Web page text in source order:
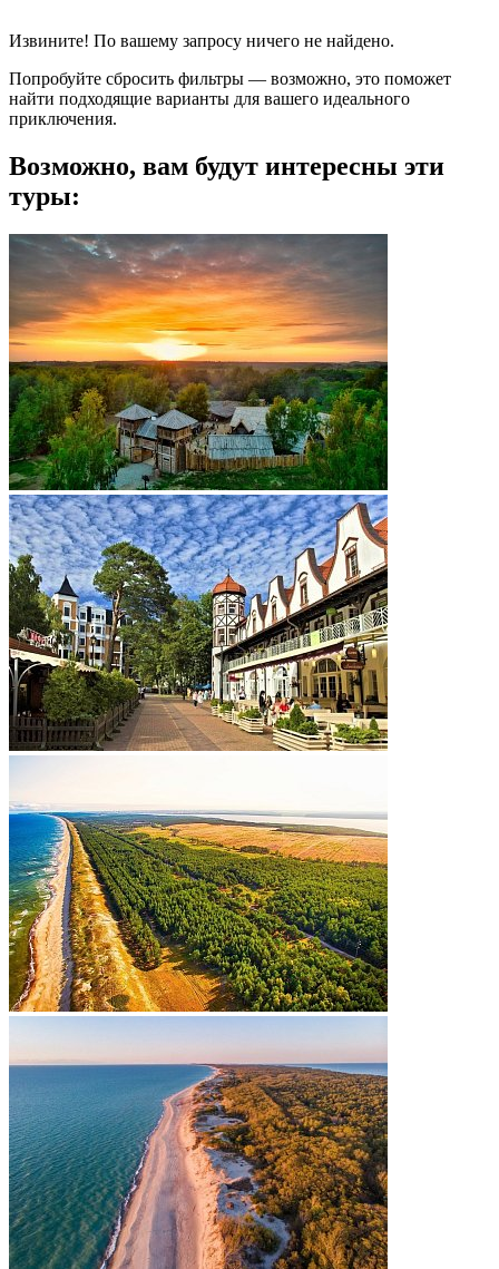
Извините! По вашему запросу ничего не найдено.
Попробуйте сбросить фильтры — возможно, это поможет
найти подходящие варианты для вашего идеального
приключения.
Возможно, вам будут интересны эти
туры: